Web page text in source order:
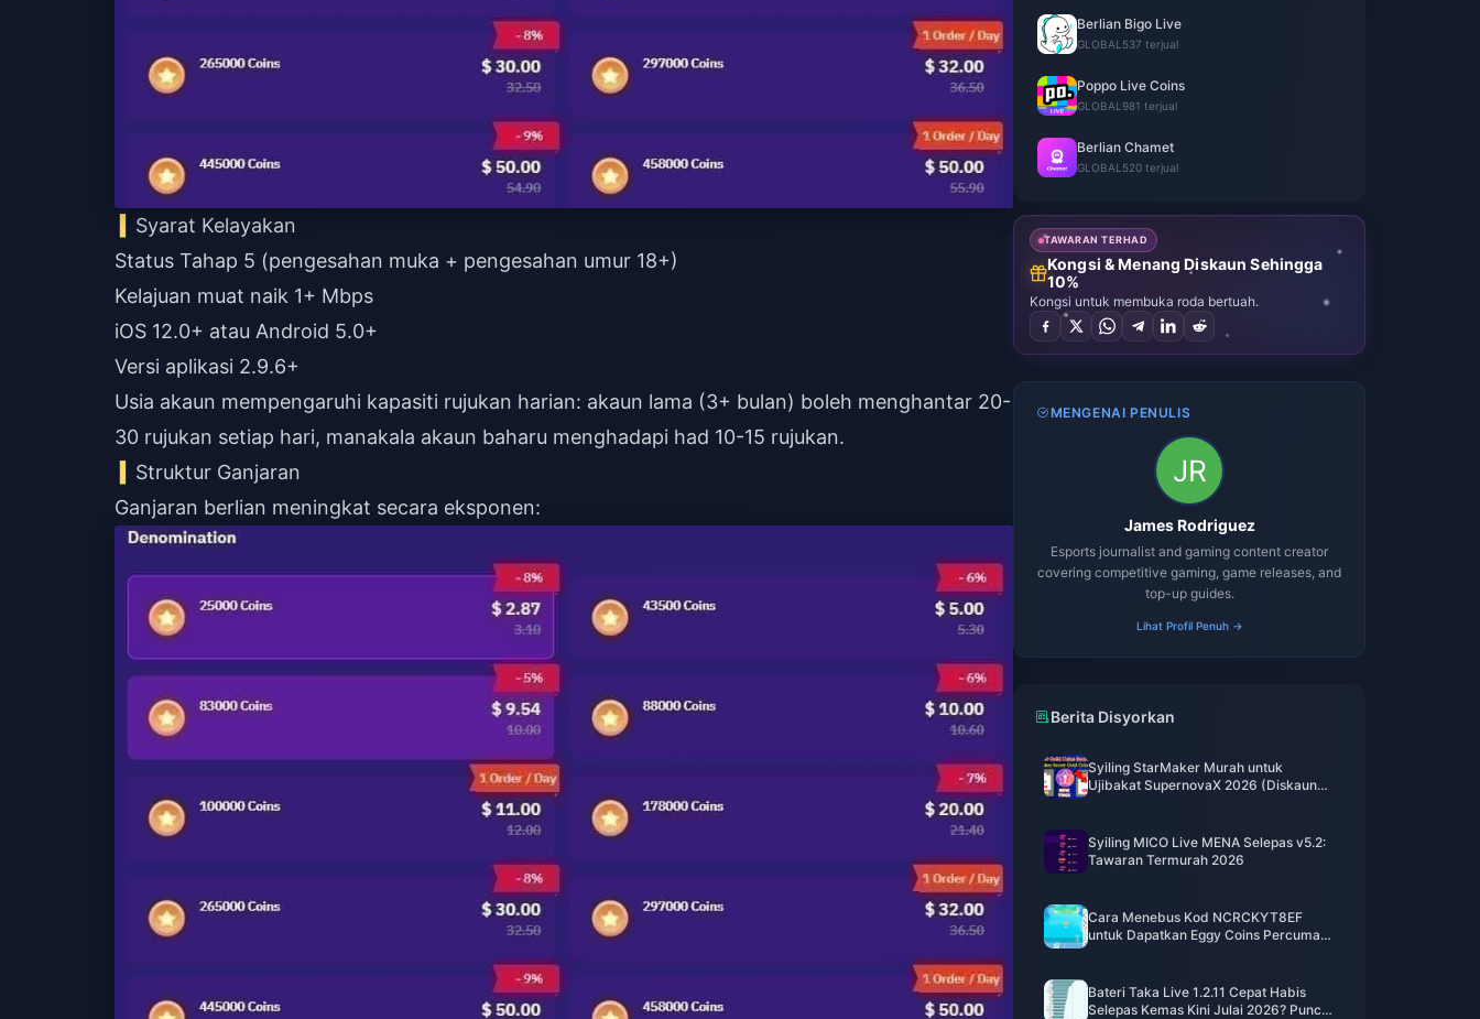
Syarat Kelayakan
Status Tahap 5 (pengesahan muka + pengesahan umur 18+)
Kelajuan muat naik 1+ Mbps
iOS 12.0+ atau Android 5.0+
Versi aplikasi 2.9.6+
Usia akaun mempengaruhi kapasiti rujukan harian: akaun lama (3+ bulan) boleh menghantar 20-
30 rujukan setiap hari, manakala akaun baharu menghadapi had 10-15 rujukan.
Struktur Ganjaran
Ganjaran berlian meningkat secara eksponen:
Berlian Bigo Live
GLOBAL 537 terjual
Poppo Live Coins
GLOBAL 981 terjual
Berlian Chamet
GLOBAL 520 terjual
TAWARAN TERHAD
Kongsi & Menang Diskaun Sehingga
10%
Kongsi untuk membuka roda bertuah.
MENGENAI PENULIS
James Rodriguez
Esports journalist and gaming content creator
covering competitive gaming, game releases, and
top-up guides.
Lihat Profil Penuh →
Berita Disyorkan
Syiling StarMaker Murah untuk
Ujibakat SupernovaX 2026 (Diskaun
Syiling MICO Live MENA Selepas v5.2:
Tawaran Termurah 2026
Cara Menebus Kod NCRCKYT8EF
untuk Dapatkan Eggy Coins Percuma
Bateri Taka Live 1.2.11 Cepat Habis
Selepas Kemas Kini Julai 2026? Punca